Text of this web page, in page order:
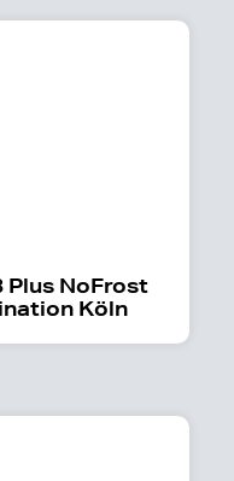
Plus NoFrost
Köln